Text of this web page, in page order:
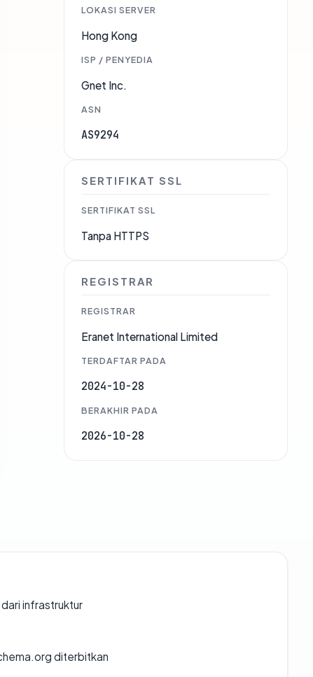
LOKASI SERVER
Hong Kong
ISP / PENYEDIA
Gnet Inc.
ASN
AS9294
SERTIFIKAT SSL
SERTIFIKAT SSL
Tanpa HTTPS
REGISTRAR
REGISTRAR
Eranet International Limited
TERDAFTAR PADA
2024-10-28
BERAKHIR PADA
2026-10-28
infrastruktur
diterbitkan